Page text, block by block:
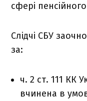
сфері
Слідчі СБУ
за:
ч. 2 ст. 111 КК
вчинена в